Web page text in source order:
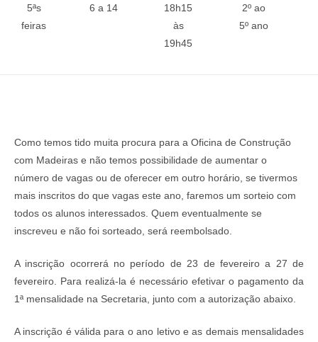
5ªs
feiras
6 a 14
18h15
às
19h45
2º ao
5º ano
Como temos tido muita procura para a Oficina de Construção
com Madeiras e não temos possibilidade de aumentar o
número de vagas ou de oferecer em outro horário, se tivermos
mais inscritos do que vagas este ano, faremos um sorteio com
todos os alunos interessados. Quem eventualmente se
inscreveu e não foi sorteado, será reembolsado.
A inscrição ocorrerá no período de 23 de fevereiro a 27 de
fevereiro. Para realizá-la é necessário efetivar o pagamento da
1ª mensalidade na Secretaria, junto com a autorização abaixo.
A inscrição é válida para o ano letivo e as demais mensalidades